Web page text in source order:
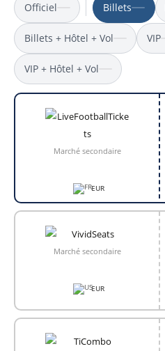
Officiel Billets
Billets + Hôtel + Vol VIP
VIP + Hôtel + Vol
Marché secondaire
EUR
Marché secondaire
EUR